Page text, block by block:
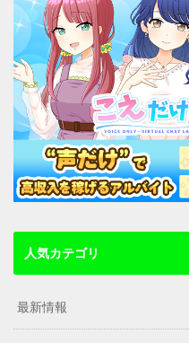
人気カテゴリ
最新情報